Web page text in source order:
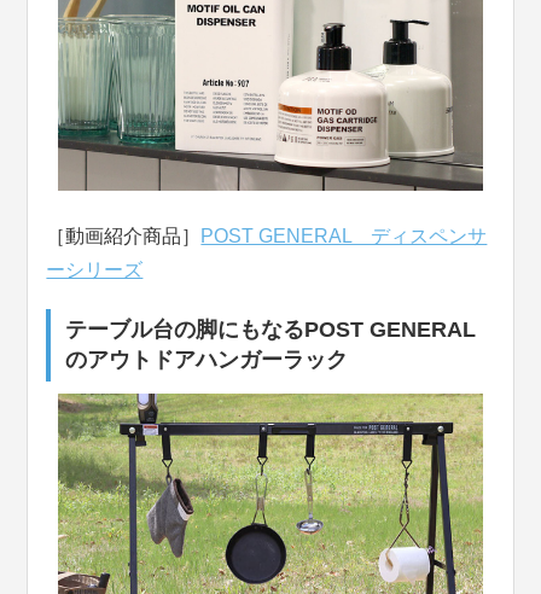
［動画紹介商品］ POST GENERAL ディスペンサ
ーシリーズ
テーブル台の脚にもなるPOST GENERAL
のアウトドアハンガーラック